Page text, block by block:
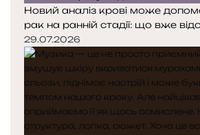
Новий аналіз крові може
рак на ранній стадії: що вже
29.07.2026